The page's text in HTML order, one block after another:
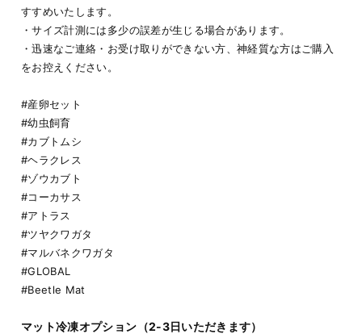
すすめいたします。
・サイズ計測には多少の誤差が生じる場合があります。
・迅速なご連絡・お受け取りができない方、神経質な方はご購入
をお控えください。
#産卵セット
#幼虫飼育
#カブトムシ
#ヘラクレス
#ゾウカブト
#コーカサス
#アトラス
#ツヤクワガタ
#マルバネクワガタ
#GLOBAL
#Beetle Mat
マット冷凍オプション（2-3日いただきます）